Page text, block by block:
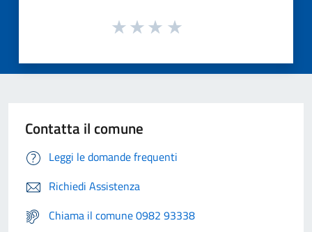
Contatta il comune
Leggi le domande frequenti
Richiedi Assistenza
Chiama il comune 0982 93338